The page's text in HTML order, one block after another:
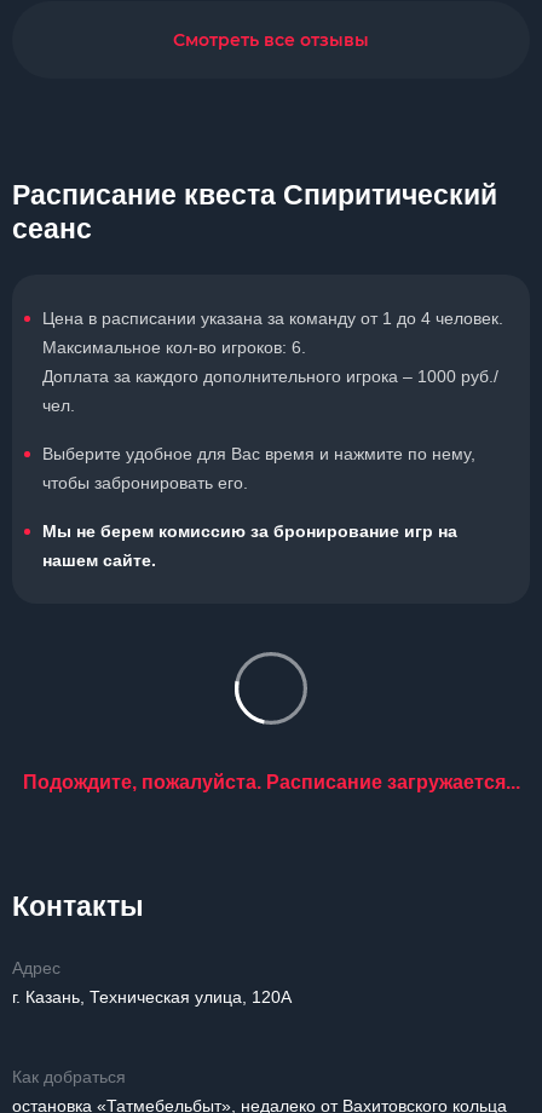
Смотреть все отзывы
Расписание квеста Спиритический
сеанс
Цена в расписании указана за команду от 1 до 4 человек.
Максимальное кол-во игроков: 6.
Доплата за каждого дополнительного игрока – 1000 руб./
чел.
Выберите удобное для Вас время и нажмите по нему,
чтобы забронировать его.
Мы не берем комиссию за бронирование игр на
нашем сайте.
Подождите, пожалуйста. Расписание загружается...
Контакты
Адрес
г. Казань, Техническая улица, 120А
Как добраться
остановка «Татмебельбыт», недалеко от Вахитовского кольца